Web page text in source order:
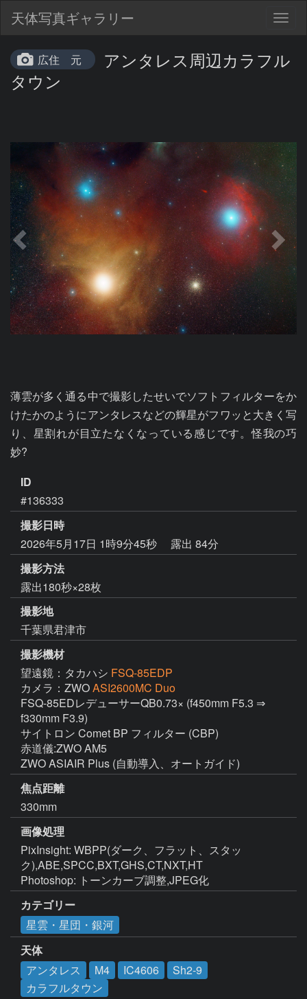
天体写真ギャラリー
広住 元
アンタレス周辺カラフル
タウン
薄雲が多く通る中で撮影したせいでソフトフィルターをか
けたかのようにアンタレスなどの輝星がフワッと大きく写
り、星割れが目立たなくなっている感じです。怪我の巧
妙?
ID
#136333
撮影日時
2026年5月17日 1時9分45秒
露出 84分
撮影方法
露出180秒×28枚
撮影地
千葉県君津市
撮影機材
望遠鏡：タカハシ FSQ-85EDP
カメラ：ZWOASI2600MC Duo
FSQ-85EDレデューサーQB0.73× (f450mm F5.3 ⇒
f330mm F3.9)
サイトロン Comet BP フィルター (CBP)
赤道儀:ZWO AM5
ZWO ASIAIR Plus (自動導入、オートガイド)
焦点距離
330mm
画像処理
PixInsight: WBPP(ダーク、フラット、スタッ
ク),ABE,SPCC,BXT,GHS,CT,NXT,HT
Photoshop: トーンカーブ調整,JPEG化
カテゴリー
星雲・星団・銀河
天体
アンタレス
M4 IC4606
Sh2-9
カラフルタウン